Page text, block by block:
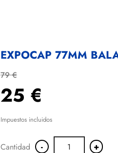
EXPOCAP 77MM
79 €
25 €
Impuestos incluidos
Cantidad - +